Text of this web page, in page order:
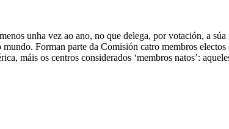
unha vez ao ano, no que delega, por votación, a
Forman parte da Comisión catro membros
máis os centros considerados ‘membros natos’: